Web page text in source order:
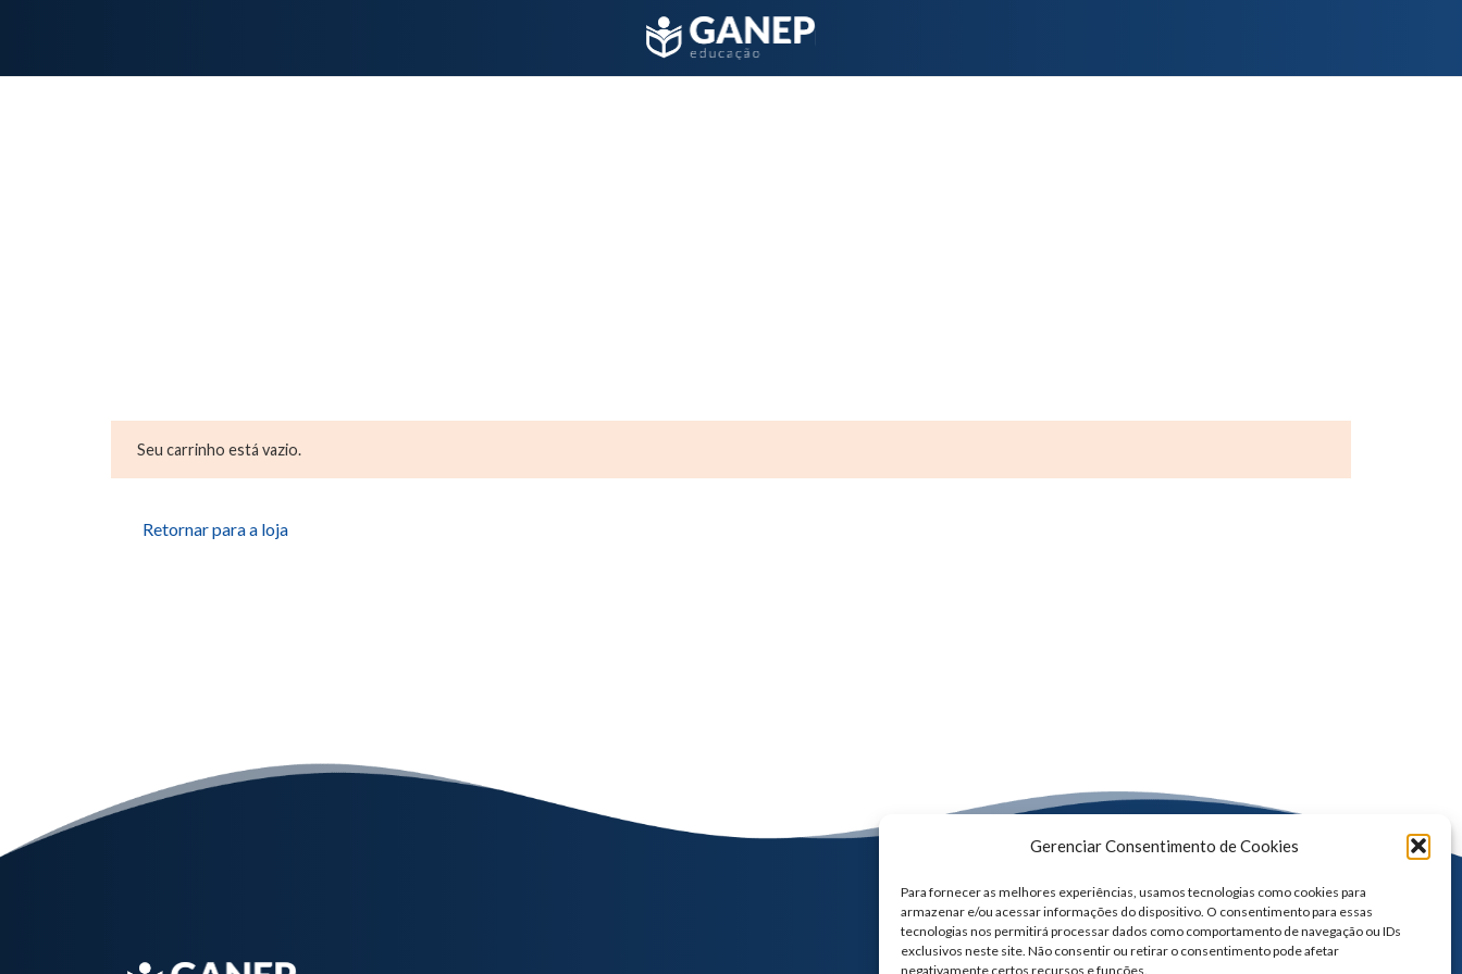
Gerenciar Consentimento de Cookies
Para fornecer as melhores experiências, usamos tecnologias como cookies para
armazenar e/ou acessar informações do dispositivo. O consentimento para essas
tecnologias nos permitirá processar dados como comportamento de navegação ou IDs
exclusivos neste site. Não consentir ou retirar o consentimento pode afetar
negativamente certos recursos e funções.
Seu carrinho está vazio.
Retornar para a loja